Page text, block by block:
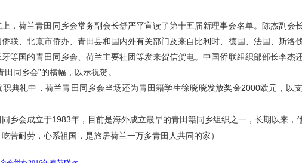
荷兰青田同乡会常务副会长舒严平宣读了第十五届新理事会名单。陈杰副会
联、北京市侨办、青田县和国内外有关部门及来自比利时、德国、法国、斯洛
等国的青田同乡会、荷兰主要社团等发来贺信贺电。中国侨联组织部部长李杰
田同乡会”的横幅，以示祝贺。
礼中，荷兰青田同乡会当场还为青田籍学生徐晓晓发放奖金2000欧元，以
乡会成立于1983年，目前是海外成立最早的青田籍同乡组织之一，长期以来，
苦耐劳，心系祖国，是旅居荷兰一万多青田人共同的家）